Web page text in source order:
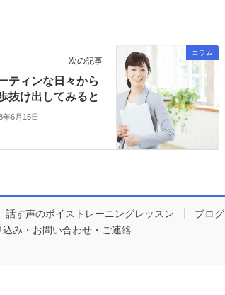
コラム
次の記事
ティンな日々から
抜け出してみると
年6月15日
話す声のボイストレーニングレッスン ブログ
込み・お問い合わせ・ご連絡